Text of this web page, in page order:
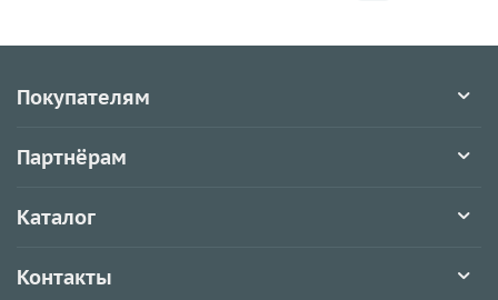
Покупателям
Партнёрам
Каталог
Контакты